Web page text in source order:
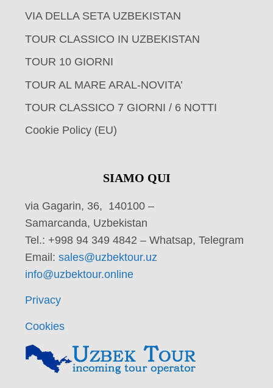
VIA DELLA SETA UZBEKISTAN
TOUR CLASSICO IN UZBEKISTAN
TOUR 10 GIORNI
TOUR AL MARE ARAL-NOVITA’
TOUR CLASSICO 7 GIORNI / 6 NOTTI
Cookie Policy (EU)
SIAMO QUI
via Gagarin, 36, 140100 –
Samarcanda, Uzbekistan
Tel.: +998 94 349 4842 – Whatsap, Telegram
Email: sales@uzbektour.uz
info@uzbektour.online
Privacy
Cookies